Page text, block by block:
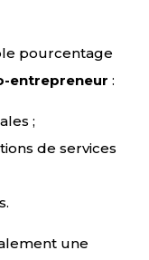
pourcentage
entrepreneur :
;
de services
une